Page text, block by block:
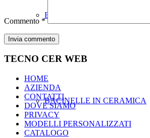
BACINELLE IN VETRO
BACINELLE IN CERAMICA
Commento *
TECNO CER WEB
HOME
AZIENDA
CONTATTI
DOVE SIAMO
PRIVACY
MODELLI PERSONALIZZATI
CATALOGO